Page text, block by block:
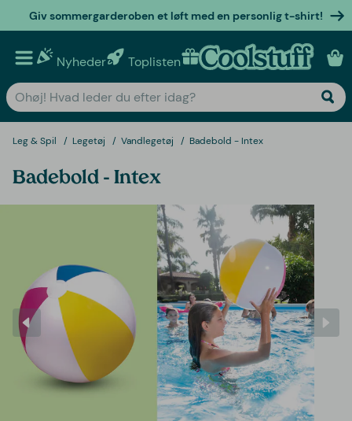
Giv sommergarderoben et løft med en personlig t-shirt!
Nyheder Toplisten Personlige gaver
Leg & Spil Legetøj Vandlegetøj Badebold - Intex
Badebold - Intex